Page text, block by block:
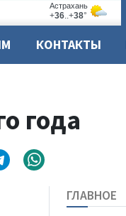
КОНТАКТЫ
года
ГЛАВНОЕ